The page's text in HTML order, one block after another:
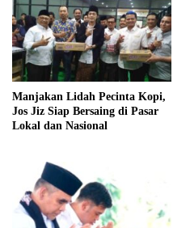
Manjakan Lidah Pecinta Kopi,
Jos Jiz Siap Bersaing di Pasar
Lokal dan Nasional